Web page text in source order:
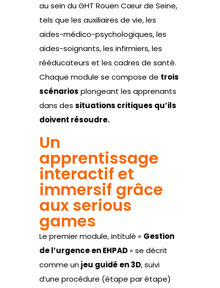
au sein du GHT Rouen Cœur de Seine,
tels que les auxiliaires de vie, les
aides-médico-psychologiques, les
aides-soignants, les infirmiers, les
rééducateurs et les cadres de santé.
Chaque module se compose de trois
scénarios plongeant les apprenants
dans des situations critiques qu’ils
doivent résoudre.
Un
apprentissage
interactif et
immersif grâce
aux serious
games
Le premier module, intitulé « Gestion
de l’urgence en EHPAD » se décrit
comme unjeu guidé en 3D, suivi
d’une procédure (étape par étape)